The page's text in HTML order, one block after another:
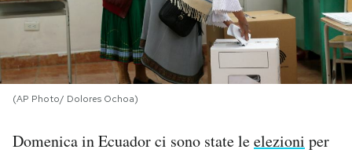
PODCAST
NEWSLETTER
(AP Photo/ Dolores Ochoa)
Domenica in Ecuador ci sono state leelezioni per